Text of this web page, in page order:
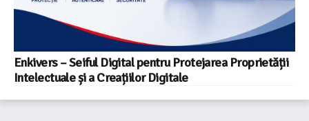
Enkivers – Seiful Digital pentru Protejarea Proprietății
Intelectuale și a Creațiilor Digitale